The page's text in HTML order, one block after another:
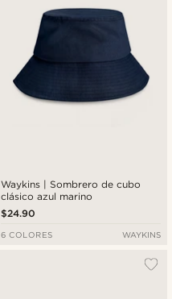
Waykins | Sombrero de cubo
clásico azul marino
$24.90
6 COLORES WAYKINS